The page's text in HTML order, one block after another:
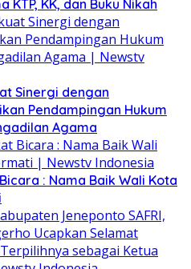
KTP, KK, dan Buku Nikah
Sinergi dengan
Pendampingan Hukum
Agama
: Nama Baik Wali Kota